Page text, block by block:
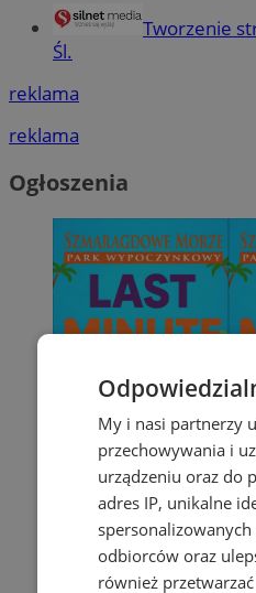
Tworzenie
Śl.
reklama
reklama
Ogłoszenia
My i nasi partnerzy
przechowywania i
urządzeniu oraz do
adres IP, unikalne
odbiorców oraz
również